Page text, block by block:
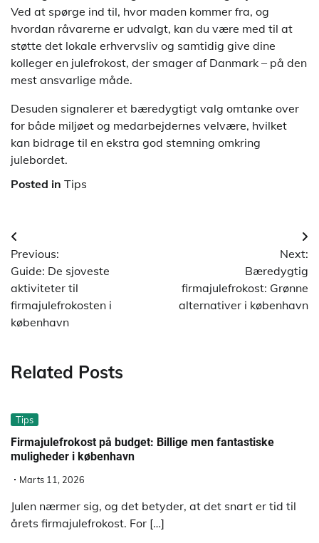
Ved at spørge ind til, hvor maden kommer fra, og
hvordan råvarerne er udvalgt, kan du være med til at
støtte det lokale erhvervsliv og samtidig give dine
kolleger en julefrokost, der smager af Danmark – på den
mest ansvarlige måde.
Desuden signalerer et bæredygtigt valg omtanke over
for både miljøet og medarbejdernes velvære, hvilket
kan bidrage til en ekstra god stemning omkring
julebordet.
Posted in Tips
Indlægsnavigation
Previous:
Guide: De sjoveste
aktiviteter til
firmajulefrokosten i
københavn
Next:
Bæredygtig
firmajulefrokost: Grønne
alternativer i københavn
Related Posts
Tips
Firmajulefrokost på budget: Billige men fantastiske
muligheder i københavn
Marts 11, 2026
Julen nærmer sig, og det betyder, at det snart er tid til
årets firmajulefrokost. For […]